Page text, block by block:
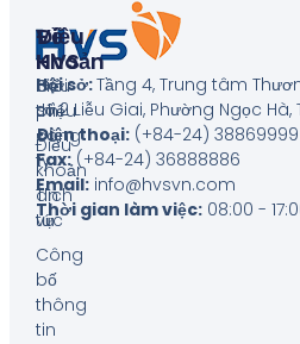
Hội sở:Tầng 4, Trung tâm
số 2 Liễu Giai, Phường Ngọc Hà,
Điện thoại:(+84-24) 38869999
Fax:(+84-24) 36888886
Email:info@hvsvn.com
Thời gian làm việc:08:00 -
Về
HVS
Giới
thiệu
công
ty
Tin
tức
Công
bố
thông
tin
Điều
Khoản
Biểu
phí
Điều
khoản
dịch
vụ